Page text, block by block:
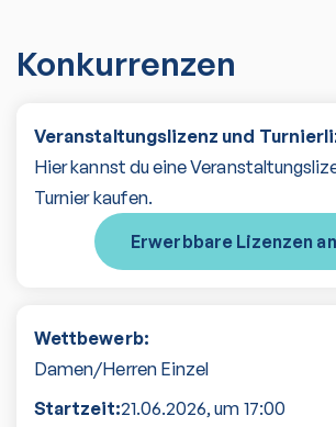
Konkurrenzen
Veranstaltungslizenz und
Hier kannst du eine
Turnier kaufen.
Erwerbbare Lizenzen
Wettbewerb:
Damen/Herren Einzel
Startzeit:21.06.2026, um 17:00